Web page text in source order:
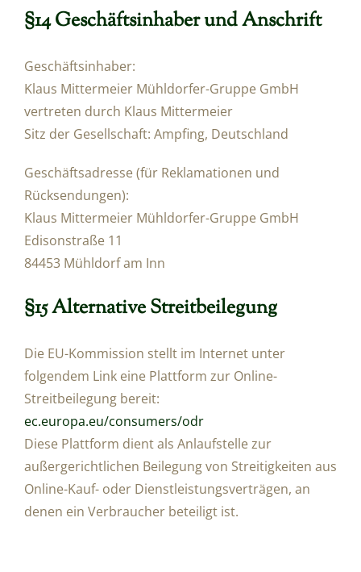
§14 Geschäftsinhaber und Anschrift
Geschäftsinhaber:
Klaus Mittermeier Mühldorfer-Gruppe GmbH
vertreten durch Klaus Mittermeier
Sitz der Gesellschaft: Ampfing, Deutschland
Geschäftsadresse (für Reklamationen und
Rücksendungen):
Klaus Mittermeier Mühldorfer-Gruppe GmbH
Edisonstraße 11
84453 Mühldorf am Inn
§15 Alternative Streitbeilegung
Die EU-Kommission stellt im Internet unter
folgendem Link eine Plattform zur Online-
Streitbeilegung bereit:
ec.europa.eu/consumers/odr
Diese Plattform dient als Anlaufstelle zur
außergerichtlichen Beilegung von Streitigkeiten aus
Online-Kauf- oder Dienstleistungsverträgen, an
denen ein Verbraucher beteiligt ist.